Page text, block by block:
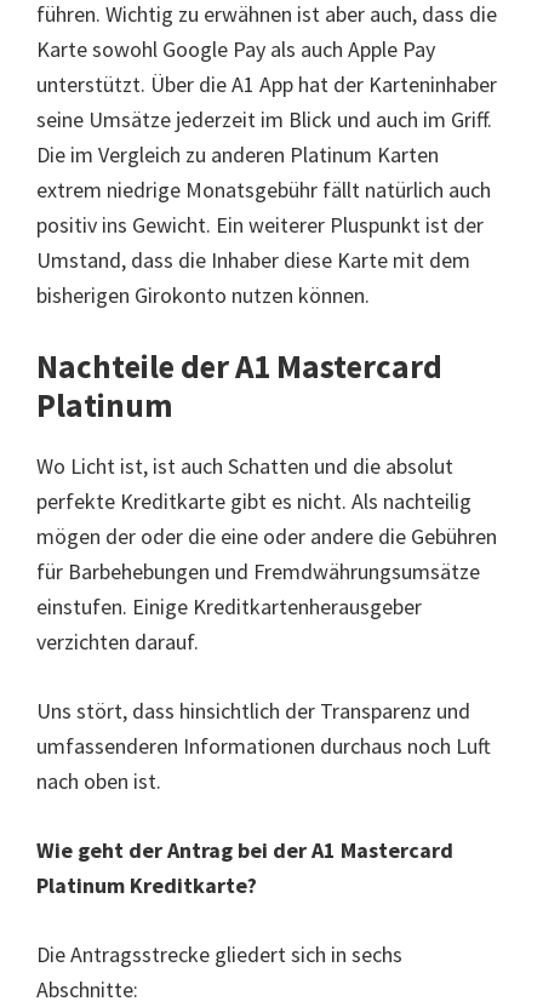
führen. Wichtig zu erwähnen ist aber auch, dass die
Karte sowohl Google Pay als auch Apple Pay
unterstützt. Über die A1 App hat der Karteninhaber
seine Umsätze jederzeit im Blick und auch im Griff.
Die im Vergleich zu anderen Platinum Karten
extrem niedrige Monatsgebühr fällt natürlich auch
positiv ins Gewicht. Ein weiterer Pluspunkt ist der
Umstand, dass die Inhaber diese Karte mit dem
bisherigen Girokonto nutzen können.
Nachteile der A1 Mastercard
Platinum
Wo Licht ist, ist auch Schatten und die absolut
perfekte Kreditkarte gibt es nicht. Als nachteilig
mögen der oder die eine oder andere die Gebühren
für Barbehebungen und Fremdwährungsumsätze
einstufen. Einige Kreditkartenherausgeber
verzichten darauf.
Uns stört, dass hinsichtlich der Transparenz und
umfassenderen Informationen durchaus noch Luft
nach oben ist.
Wie geht der Antrag bei der A1 Mastercard
Platinum Kreditkarte?
Die Antragsstrecke gliedert sich in sechs
Abschnitte: